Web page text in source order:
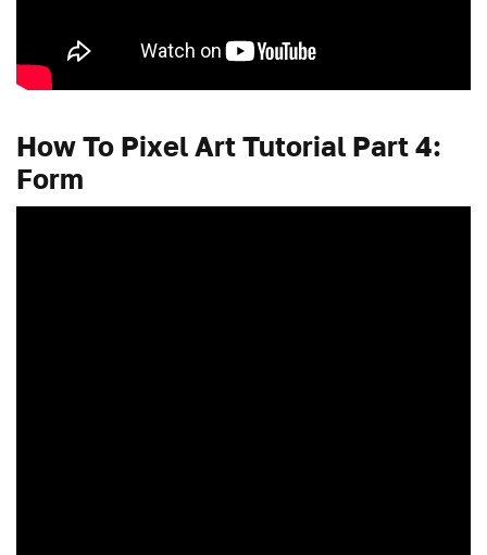
How To Pixel Art Tutorial Part 4:
Form